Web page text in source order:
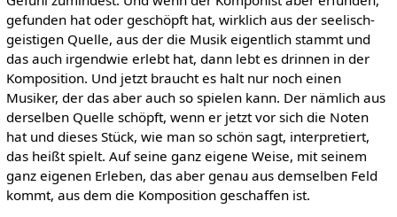
gefunden hat oder geschöpft hat, wirklich aus der seelisch-
geistigen Quelle, aus der die Musik eigentlich stammt und
das auch irgendwie erlebt hat, dann lebt es drinnen in der
Komposition. Und jetzt braucht es halt nur noch einen
Musiker, der das aber auch so spielen kann. Der nämlich aus
derselben Quelle schöpft, wenn er jetzt vor sich die Noten
hat und dieses Stück, wie man so schön sagt, interpretiert,
das heißt spielt. Auf seine ganz eigene Weise, mit seinem
ganz eigenen Erleben, das aber genau aus demselben Feld
kommt, aus dem die Komposition geschaffen ist.